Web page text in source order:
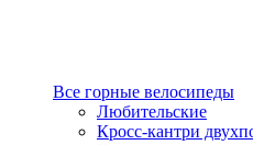
Все горные велосипеды
Любительские
Кросс-кантри